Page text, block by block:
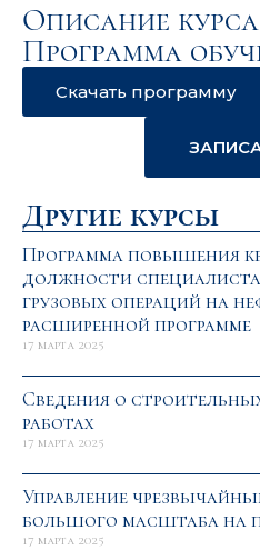
Описание
Программа
Скачать программу
Другие курсы
Программа повышения
должности
грузовых операций на
расширенной программе
17 марта 2025
Сведения о
работах
17 марта 2025
Управление
большого масштаба на
17 марта 2025